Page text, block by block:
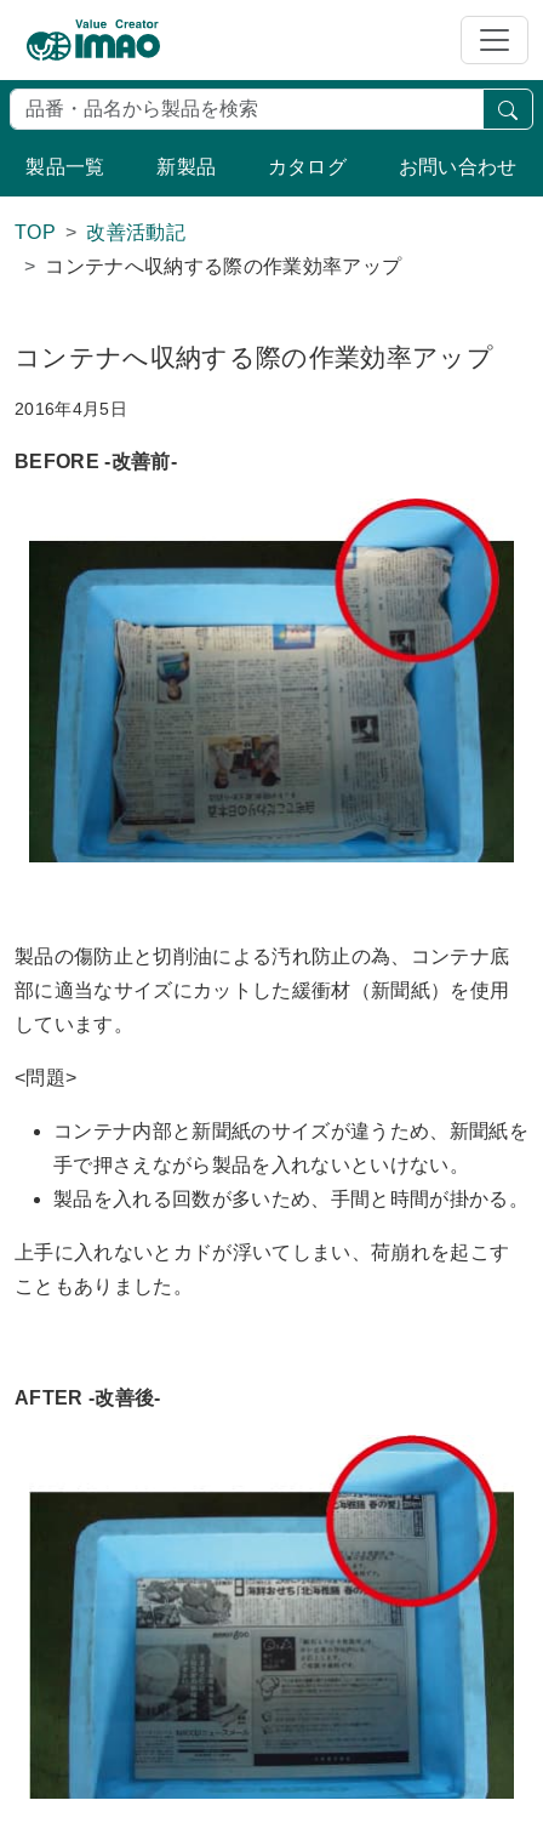
製品一覧 新製品 カタログ お問い合わせ
TOP
改善活動記
コンテナへ収納する際の作業効率アップ
コンテナへ収納する際の作業効率アップ
2016年4月5日
BEFORE -改善前-
製品の傷防止と切削油による汚れ防止の為、コンテナ底
部に適当なサイズにカットした緩衝材（新聞紙）を使用
しています。
<問題>
コンテナ内部と新聞紙のサイズが違うため、新聞紙を
手で押さえながら製品を入れないといけない。
製品を入れる回数が多いため、手間と時間が掛かる。
上手に入れないとカドが浮いてしまい、荷崩れを起こす
こともありました。
AFTER -改善後-